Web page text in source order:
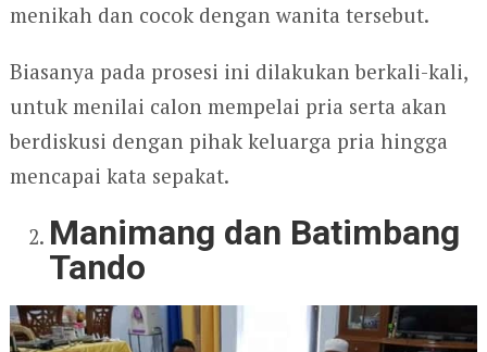
menikah dan cocok dengan wanita tersebut.
Biasanya pada prosesi ini dilakukan berkali-kali,
untuk menilai calon mempelai pria serta akan
berdiskusi dengan pihak keluarga pria hingga
mencapai kata sepakat.
Manimang dan Batimbang
Tando